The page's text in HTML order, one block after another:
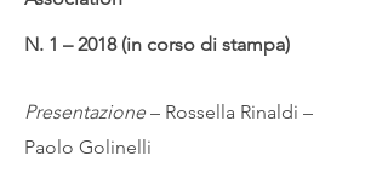
N. 1 – 2018 (in corso di stampa)
Presentazione – Rossella Rinaldi –
Paolo Golinelli